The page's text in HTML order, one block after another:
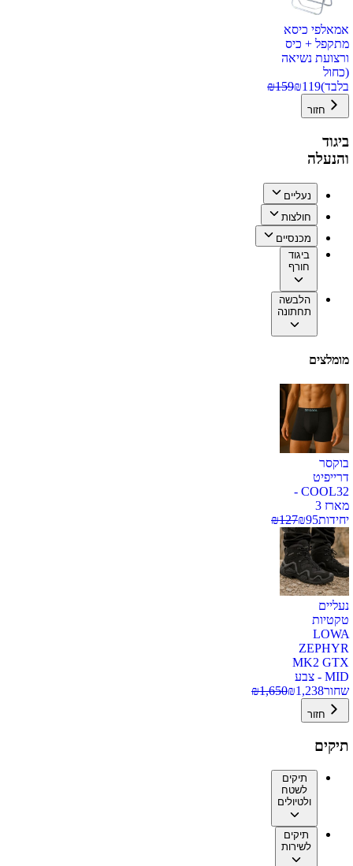
אמאלפי כיסא
מתקפל + כיס
ורצועת נשיאה
(כחול
בלבד)
₪119
₪159
חזור
ביגוד
והנעלה
נעליים
חולצות
מכנסיים
ביגוד
חורף
הלבשה
תחתונה
מומלצים
בוקסר
דרייפיט
COOL32 -
מארז 3
יחידות
₪95
₪127
נעליים
טקטיות
LOWA
ZEPHYR
MK2 GTX
MID - צבע
שחור
₪1,238
₪1,650
חזור
תיקים
תיקים
לשטח
ולטיולים
תיקים
לשירות